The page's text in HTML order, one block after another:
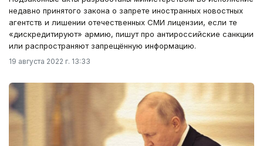
недавно принятого закона о запрете иностранных новостных
агентств и лишении отечественных СМИ лицензии, если те
«дискредитируют» армию, пишут про антироссийские санкции
или распространяют запрещённую информацию.
19 августа 2022 г. 13:33